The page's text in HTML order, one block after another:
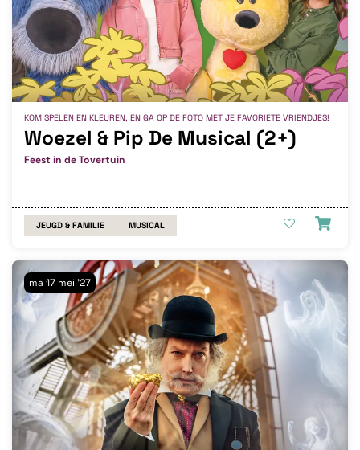
Woezel & Pip De Musical (2+)
Feest in de Tovertuin
KOM SPELEN EN KLEUREN, EN GA OP DE FOTO MET JE FAVORIETE VRIENDJES!
JEUGD & FAMILIE MUSICAL
ma 17 mei '27